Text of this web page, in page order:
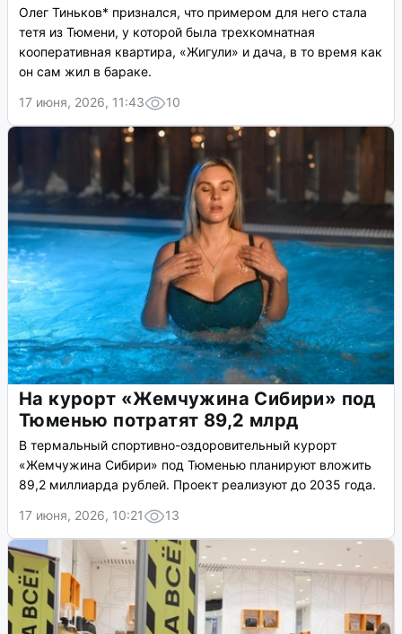
Олег Тиньков* признался, что примером для него стала
тетя из Тюмени, у которой была трехкомнатная
кооперативная квартира, «Жигули» и дача, в то время как
он сам жил в бараке.
17 июня, 2026, 11:43
10
На курорт «Жемчужина Сибири» под
Тюменью потратят 89,2 млрд
В термальный спортивно-оздоровительный курорт
«Жемчужина Сибири» под Тюменью планируют вложить
89,2 миллиарда рублей. Проект реализуют до 2035 года.
17 июня, 2026, 10:21
13